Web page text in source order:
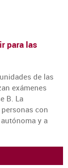
para las
de las
exámenes
B. La
con
y a